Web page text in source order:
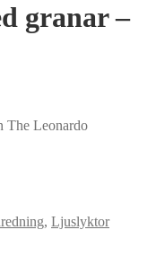
granar –
The Leonardo
, Ljuslyktor